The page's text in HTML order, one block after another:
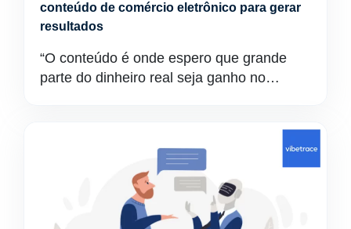
conteúdo de comércio eletrônico para gerar
resultados
“O conteúdo é onde espero que grande
parte do dinheiro real seja ganho no…